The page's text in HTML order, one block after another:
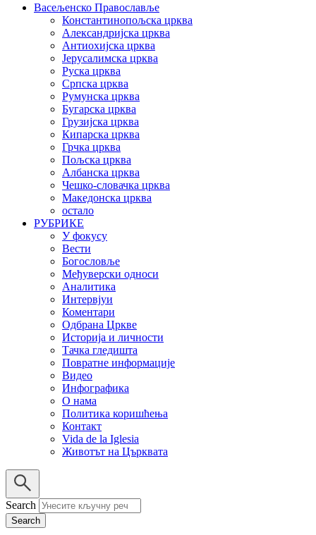
Васељенско Православље
Константинопољска црква
Александријска црква
Антиохијска црква
Јерусалимска црква
Руска црква
Српска црква
Румунска црква
Бугарска црква
Грузијска црква
Кипарска црква
Грчка црква
Пољска црква
Албанска црква
Чешко-словачка црква
Македонска црква
остало
РУБРИКЕ
У фокусу
Вести
Богословље
Међуверски односи
Аналитика
Интервјуи
Коментари
Одбрана Цркве
Историја и личности
Тачка гледишта
Повратне информације
Видео
Инфографика
О нама
Политика коришћења
Контакт
Vida de la Iglesia
Животът на Църквата
Search